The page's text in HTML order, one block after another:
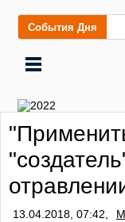
События Дня
13.04.2018, 07:42,